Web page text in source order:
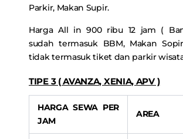
Parkir, Makan Supir.
Harga All in 900 ribu 12 jam (
sudah termasuk BBM, Makan
tidak termasuk tiket dan parkir
TIPE 3 ( AVANZA, XENIA, APV )
HARGA SEWA PER
JAM
AREA